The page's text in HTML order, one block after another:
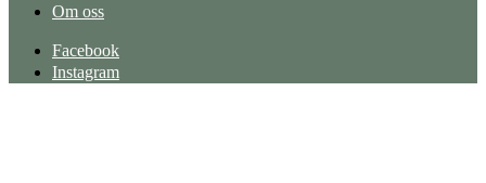
Om oss
Facebook
Instagram